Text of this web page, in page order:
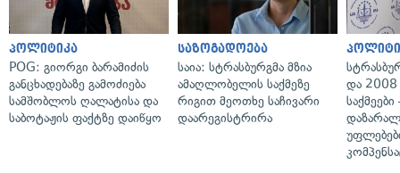
პოლიტიკა
POG: გიორგი ბარამიძის
განცხადებაზე გამოძიება
სამშობლოს ღალატისა და
საბოტაჟის ფაქტზე დაიწყო
საზოგადოება
საია: სტრასბურგმა მზია
ამაღლობელის საქმეზე
რიგით მეოთხე საჩივარი
დაარეგისტრირა
და 2008